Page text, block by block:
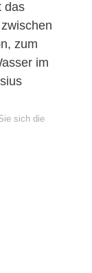
das
zum
im
sich die